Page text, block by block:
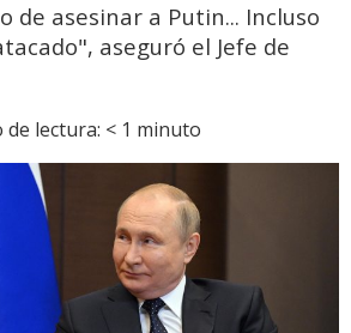
de asesinar a Putin... Incluso
aseguró el Jefe de
de lectura: < 1 minuto